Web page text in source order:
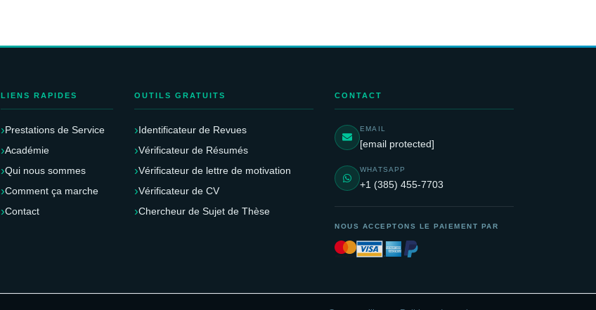
LIENS RAPIDES
Prestations de Service
Académie
Qui nous sommes
Comment ça marche
Contact
OUTILS GRATUITS
Identificateur de Revues
Vérificateur de Résumés
Vérificateur de lettre de motivation
Vérificateur de CV
Chercheur de Sujet de Thèse
CONTACT
EMAIL
[email protected]
WHATSAPP
+1 (385) 455-7703
NOUS ACCEPTONS LE PAIEMENT PAR